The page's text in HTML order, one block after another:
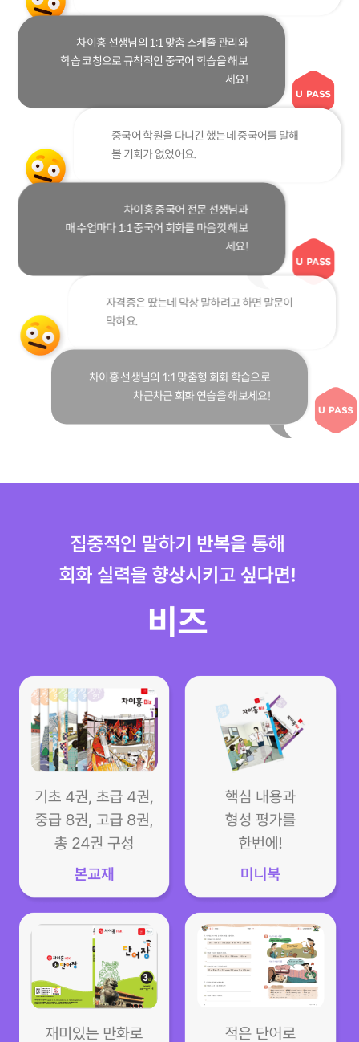
차이홍 선생님의 1:1 맞춤 스케줄 관리와
학습 코칭으로 규칙적인 중국어 학습을 해보
세요!
중국어 학원을 다니긴 했는데 중국어를 말해
볼 기회가 없었어요.
차이홍 중국어 전문 선생님과
매 수업마다 1:1 중국어 회화를 마음껏 해보
세요!
자격증은 땄는데 막상 말하려고 하면 말문이
막혀요.
차이홍 선생님의 1:1 맞춤형 회화 학습으로
차근차근 회화 연습을 해보세요!